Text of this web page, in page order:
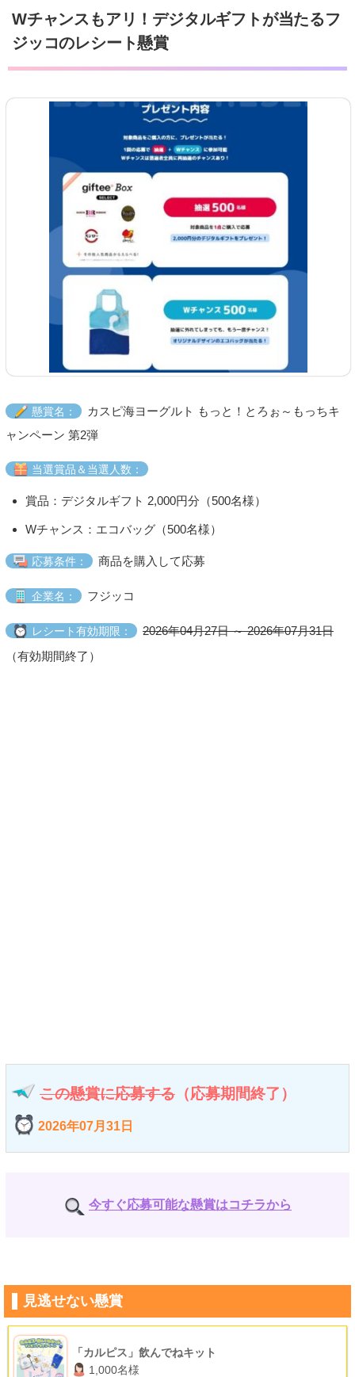
Wチャンスもアリ！デジタルギフトが当たるフ
ジッコのレシート懸賞
懸賞名：
カスピ海ヨーグルト もっと！とろぉ～もっちキ
ャンペーン 第2弾
当選賞品＆当選人数：
賞品：デジタルギフト 2,000円分（500名様）
Wチャンス：エコバッグ（500名様）
応募条件： 商品を購入して応募
企業名： フジッコ
レシート有効期限：
2026年04月27日 ～ 2026年07月31日
（有効期間終了）
この懸賞に応募する （応募期間終了）
2026年07月31日
今すぐ応募可能な懸賞はコチラから
見逃せない懸賞
「カルピス」飲んでねキット
1,000名様